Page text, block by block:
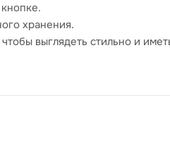
хранения.
выглядеть стильно и